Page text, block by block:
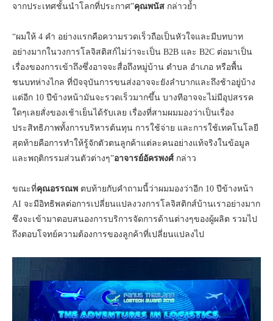
จากประเทศชั้นนำโลกที่ประกาศ”คุณพนัส กล่าวย้ำ
“ผมให้ 4 คำ อย่างแรกคือความรวดเร็วถือเป็นหัวใจและมีบทบาท
อย่างมากในวงการโลจิสติสก์ไม่ว่าจะเป็น B2B และ B2C ต่อมาเป็น
เรื่องของการเข้าถึงซึ่งอาจจะสื่อถึงหมู่บ้าน ตำบล อำเภอ หรือพื้น
ชนบทห่างไกล ที่ปัจจุบันการขนส่งอาจจะยังลำบากและถึงช้าอยู่บ้าง
แต่อีก 10 ปีข้างหน้ามันจะรวดเร็วมากขึ้น บางทีอาจจะไม่มีอุปสรรค
ใดๆเลยสั่งของเช้าเย็นได้รับเลย เรื่องที่สามผมมองว่าเป็นเรื่อง
ประสิทธิภาพทั้งการบริหารต้นทุน การใช้จ่าย และการใช้เทคโนโลยี
สุดท้ายคือการทำให้รู้จักตัวตนลูกค้าแต่ละคนอย่างแท้จริงในข้อมูล
และพฤติกรรมส่วนตัวต่างๆ”อาจารย์อัครพงศ์กล่าว
ขณะที่คุณอรรณพ ตบท้ายกับคำถามนี้ว่าผมมองว่าอีก 10 ปีข้างหน้า
AI จะมีอิทธิพลต่อการเปลี่ยนแปลงวงการโลจิสติกส์บ้านเราอย่างมาก
ซึงจะเข้ามาตอบสนองการบริการจัดการด้านต่างๆของผู้ผลิต รวมไป
ถึงตอบโจทย์ความต้องการของลูกค้าที่เปลี่ยนแปลงไป